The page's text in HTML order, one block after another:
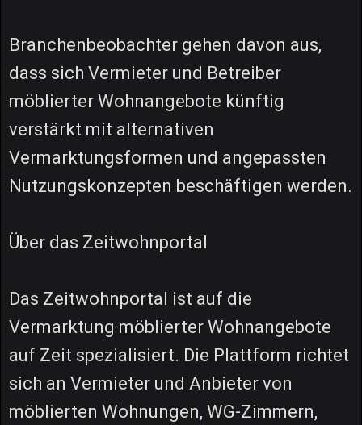
Branchenbeobachter gehen davon aus,
dass sich Vermieter und Betreiber
möblierter Wohnangebote künftig
verstärkt mit alternativen
Vermarktungsformen und angepassten
Nutzungskonzepten beschäftigen werden.
Über das Zeitwohnportal
Das Zeitwohnportal ist auf die
Vermarktung möblierter Wohnangebote
auf Zeit spezialisiert. Die Plattform richtet
sich an Vermieter und Anbieter von
möblierten Wohnungen, WG-Zimmern,